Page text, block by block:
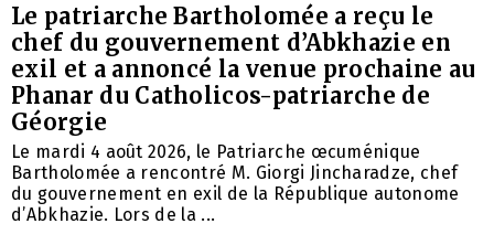
Le patriarche Bartholomée a reçu le
chef du gouvernement d’Abkhazie en
exil et a annoncé la venue prochaine au
Phanar du Catholicos-patriarche de
Géorgie
Le mardi 4 août 2026, le Patriarche œcuménique
Bartholomée a rencontré M. Giorgi Jincharadze, chef
du gouvernement en exil de la République autonome
d’Abkhazie. Lors de la ...